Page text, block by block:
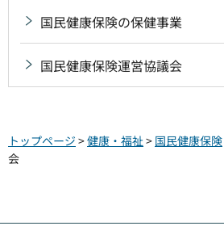
国民健康保険の保健事業
国民健康保険運営協議会
トップページ >健康・福祉 > 国民健康保険
会